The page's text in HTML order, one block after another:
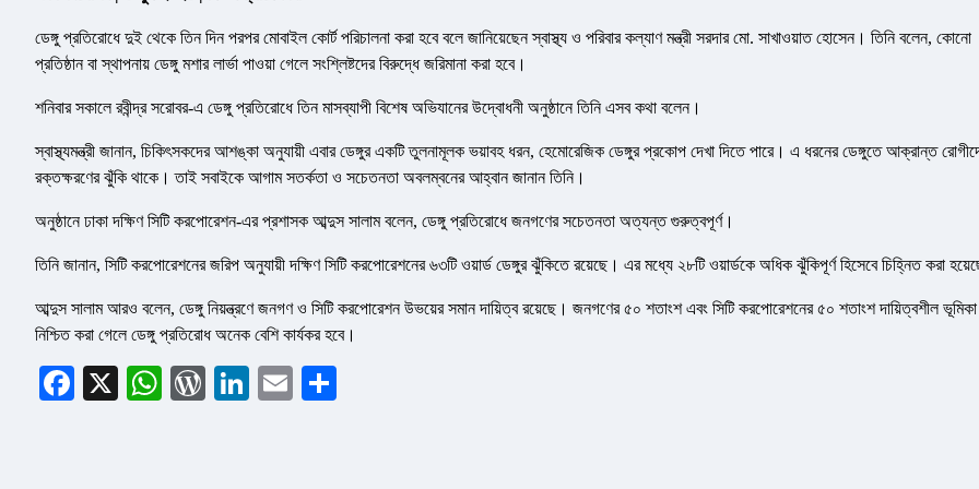
ডেঙ্গু প্রতিরোধে দুই থেকে তিন দিন পরপর মোবাইল কোর্ট পরিচালনা করা হবে বলে জানিয়েছেন স্বাস্থ্য ও পরিবার কল্যাণ মন্ত্রী সরদার মো. সাখাওয়াত হোসেন। তিনি বলেন, কোনো
প্রতিষ্ঠান বা স্থাপনায় ডেঙ্গু মশার লার্ভা পাওয়া গেলে সংশ্লিষ্টদের বিরুদ্ধে জরিমানা করা হবে।
শনিবার সকালে রবীন্দ্র সরোবর-এ ডেঙ্গু প্রতিরোধে তিন মাসব্যাপী বিশেষ অভিযানের উদ্বোধনী অনুষ্ঠানে তিনি এসব কথা বলেন।
স্বাস্থ্যমন্ত্রী জানান, চিকিৎসকদের আশঙ্কা অনুযায়ী এবার ডেঙ্গুর একটি তুলনামূলক ভয়াবহ ধরন, হেমোরেজিক ডেঙ্গুর প্রকোপ দেখা দিতে পারে। এ ধরনের ডেঙ্গুতে আক্রান্ত
রক্তক্ষরণের ঝুঁকি থাকে। তাই সবাইকে আগাম সতর্কতা ও সচেতনতা অবলম্বনের আহ্বান জানান তিনি।
অনুষ্ঠানে ঢাকা দক্ষিণ সিটি করপোরেশন-এর প্রশাসক আব্দুস সালাম বলেন, ডেঙ্গু প্রতিরোধে জনগণের সচেতনতা অত্যন্ত গুরুত্বপূর্ণ।
তিনি জানান, সিটি করপোরেশনের জরিপ অনুযায়ী দক্ষিণ সিটি করপোরেশনের ৬৩টি ওয়ার্ড ডেঙ্গুর ঝুঁকিতে রয়েছে। এর মধ্যে ২৮টি ওয়ার্ডকে অধিক ঝুঁকিপূর্ণ হিসেবে চিহ্নিত করা
আব্দুস সালাম আরও বলেন, ডেঙ্গু নিয়ন্ত্রণে জনগণ ও সিটি করপোরেশন উভয়ের সমান দায়িত্ব রয়েছে। জনগণের ৫০ শতাংশ এবং সিটি করপোরেশনের ৫০ শতাংশ দায়িত্বশীল ভূমিকা
নিশ্চিত করা গেলে ডেঙ্গু প্রতিরোধ অনেক বেশি কার্যকর হবে।
Facebook
X WhatsApp
WordPress
LinkedIn
Email